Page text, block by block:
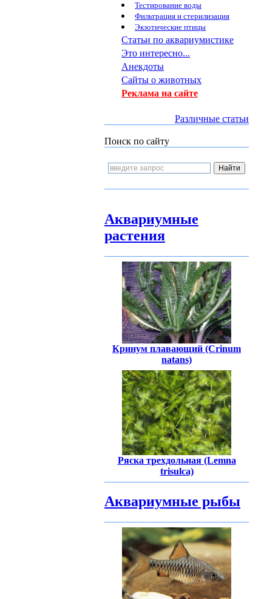
Тестирование воды
Фильтрация и стерилизация
Экзотические птицы
Статьи по аквариумистике
Это интересно...
Анекдоты
Сайты о животных
Реклама на сайте
Различные статьи
Поиск по сайту
Аквариумные
растения
Кринум плавающий (Crinum
natans)
Ряска трехдольная (Lemna
trisulca)
Аквариумные рыбы